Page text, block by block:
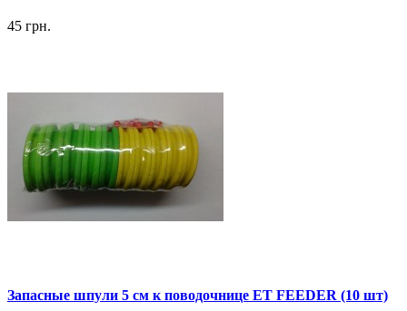
45 грн.
Запасные шпули 5 см к поводочнице ET FEEDER (10 шт)